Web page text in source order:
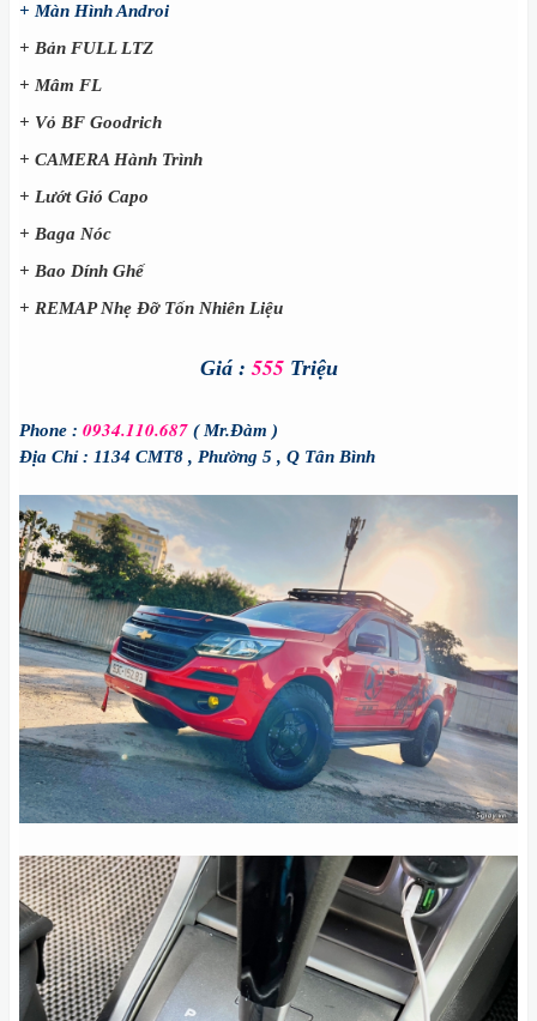
+ Màn Hình Androi
+ Bản FULL LTZ
+ Mâm FL
+ Vỏ BF Goodrich
+ CAMERA Hành Trình
+ Lướt Gió Capo
+ Baga Nóc
+ Bao Dính Ghế
+ REMAP Nhẹ Đỡ Tốn Nhiên Liệu
Giá :555 Triệu
Phone : 0934.110.687 ( Mr.Đàm )
Địa Chỉ : 1134 CMT8 , Phường 5 , Q Tân Bình